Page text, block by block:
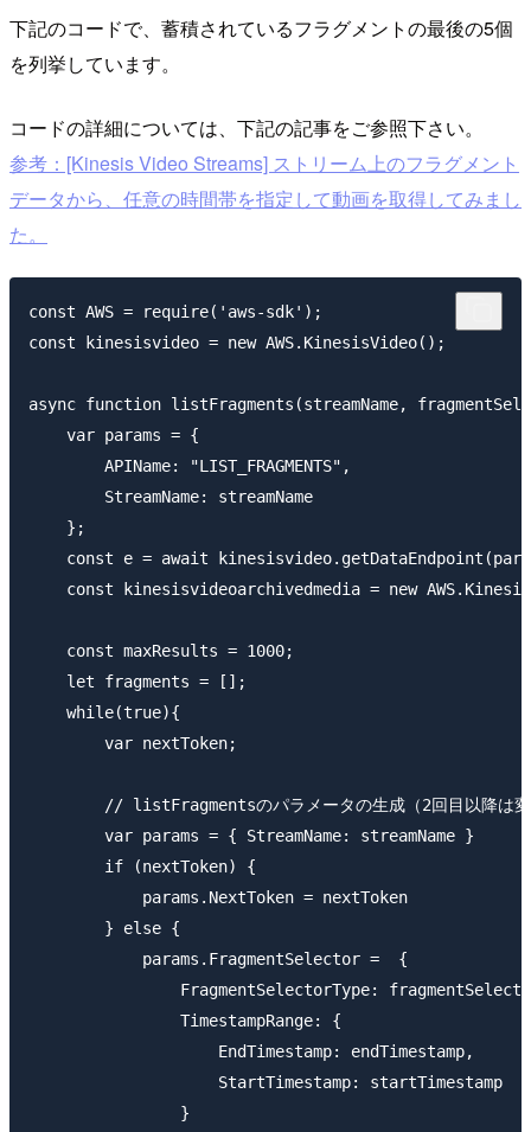
下記のコードで、蓄積されているフラグメントの最後の5個
を列挙しています。
コードの詳細については、下記の記事をご参照下さい。
参考：[Kinesis Video Streams] ストリーム上のフラグメント
データから、任意の時間帯を指定して動画を取得してみまし
た。
const AWS = require('aws-sdk');
const kinesisvideo = new AWS.KinesisVideo();
async function listFragments(streamName,
    var params = {
        APIName: "LIST_FRAGMENTS",
        StreamName: streamName
    };
const e = await
const kinesisvideoarchivedmedia = new
    const maxResults = 1000;
    let fragments = [];
    while(true){
        var nextToken;
// listFragmentsのパラメータの生成（2回目以降は
        var params = { StreamName: streamName }
        if (nextToken) {
            params.NextToken = nextToken
        } else {
            params.FragmentSelector =  {
FragmentSelectorType:
                TimestampRange: {
                    EndTimestamp: endTimestamp,
                    StartTimestamp: startTimestamp
                }